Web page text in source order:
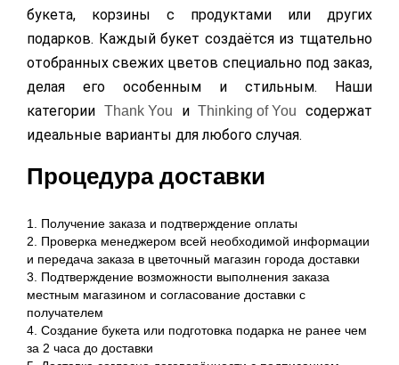
букета, корзины с продуктами или других
подарков. Каждый букет создаётся из тщательно
отобранных свежих цветов специально под заказ,
делая его особенным и стильным. Наши
категории Thank You иThinking of You
содержат
идеальные варианты для любого случая.
Процедура доставки
Получение заказа и подтверждение оплаты
Проверка менеджером всей необходимой информации
и передача заказа в цветочный магазин города доставки
Подтверждение возможности выполнения заказа
местным магазином и согласование доставки с
получателем
Создание букета или подготовка подарка не ранее чем
за 2 часа до доставки